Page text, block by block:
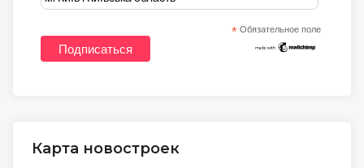
* Обязательное поле
Карта новостроек